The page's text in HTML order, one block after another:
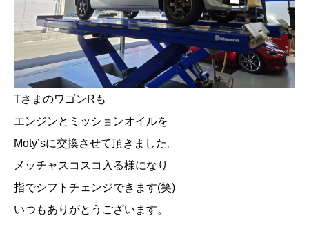
TさまのワゴンRも
エンジンとミッションオイルを
Moty’sに交換させて頂きました。
メッチャスコスコ入る様になり
指でシフトチェンジできます(笑)
いつもありがとうございます。